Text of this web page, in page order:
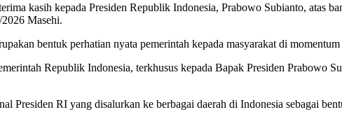
kasih kepada Presiden Republik Indonesia, Prabowo Subianto, atas
Masehi.
bentuk perhatian nyata pemerintah kepada masyarakat di
Republik Indonesia, terkhusus kepada Bapak Presiden Prabowo
Presiden RI yang disalurkan ke berbagai daerah di Indonesia sebagai